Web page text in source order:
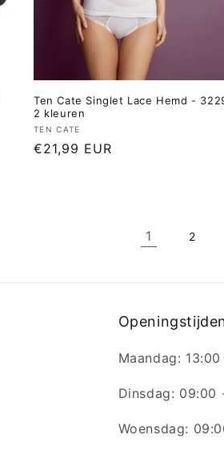
Ten Cate Singlet Lace Hemd -
2 kleuren
Verkoper:
TEN CATE
Normale
€21,99 EUR
1 2
Maandag:
Dinsdag: 09:00
Woensdag: